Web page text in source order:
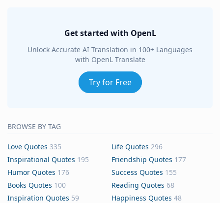
Get started with OpenL
Unlock Accurate AI Translation in 100+ Languages
with OpenL Translate
Try for Free
BROWSE BY TAG
Love Quotes 335 Life Quotes 296
Inspirational Quotes 195 Friendship Quotes 177
Humor Quotes 176 Success Quotes 155
Books Quotes 100 Reading Quotes 68
Inspiration Quotes 59 Happiness Quotes 48